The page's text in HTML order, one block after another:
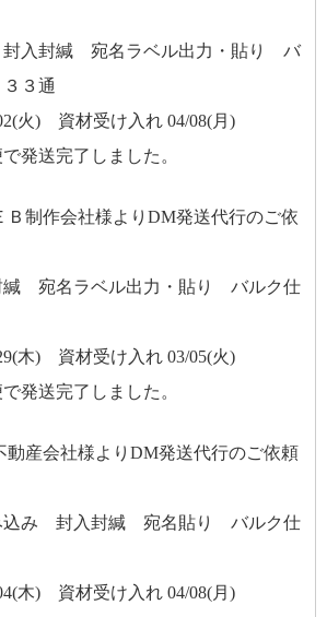
入封緘 宛名ラベル出力・貼り バ
３通
火) 資材受け入れ 04/08(月)
発送完了しました。
Ｂ制作会社様よりDM発送代行のご依
宛名ラベル出力・貼り バルク仕
木) 資材受け入れ 03/05(火)
発送完了しました。
動産会社様よりDM発送代行のご依頼
み 封入封緘 宛名貼り バルク仕
木) 資材受け入れ 04/08(月)